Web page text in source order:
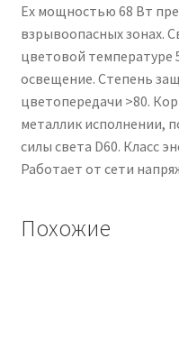
Ex мощностью 68 Вт
взрывоопасных зонах.
цветовой температуре
освещение. Степень
цветопередачи >80.
металлик исполнении,
силы света D60. Класс
Работает от сети
Похожие